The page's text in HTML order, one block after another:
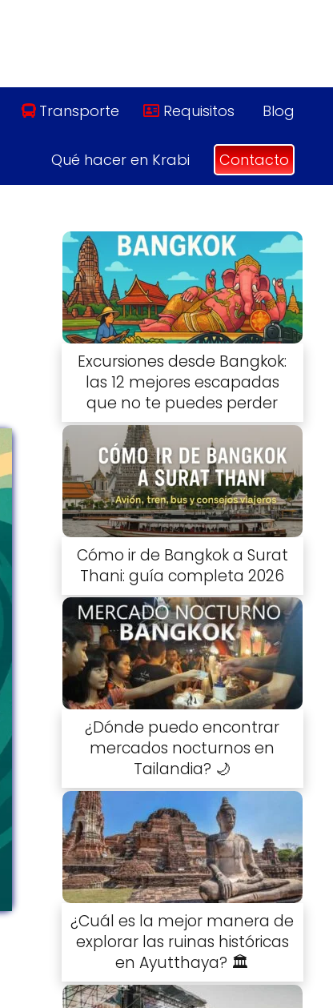
Transporte Requisitos Blog
Qué hacer en Krabi Contacto
Excursiones desde Bangkok:
las 12 mejores escapadas
que no te puedes perder
Cómo ir de Bangkok a Surat
Thani: guía completa 2026
¿Dónde puedo encontrar
mercados nocturnos en
Tailandia? 🌙
¿Cuál es la mejor manera de
explorar las ruinas históricas
en Ayutthaya? 🏛️